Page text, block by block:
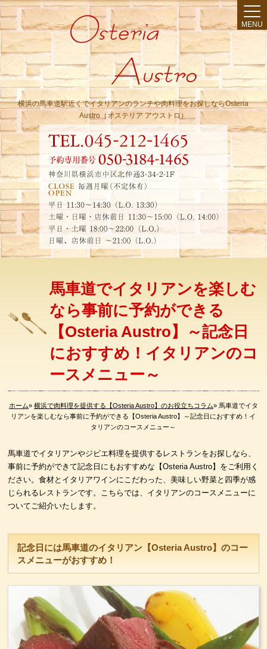
横浜の馬車道駅近くでイタリアンのランチや肉料理をお探しならOsteria
Austro（オステリア アウストロ）
MENU
馬車道でイタリアンを楽しむ
なら事前に予約ができる
【Osteria Austro】～記念日
におすすめ！イタリアンのコ
ースメニュー～
ホーム» 横浜で肉料理を提供する【Osteria Austro】のお役立ちコラム» 馬車道でイタ
リアンを楽しむなら事前に予約ができる【Osteria Austro】～記念日におすすめ！イ
タリアンのコースメニュー～
馬車道でイタリアンやジビエ料理を提供するレストランをお探しなら、
事前に予約ができて記念日にもおすすめな【Osteria Austro】をご利用く
ださい。食材とイタリアワインにこだわった、美味しい野菜と四季が感
じられるレストランです。こちらでは、イタリアンのコースメニューに
ついてご紹介いたします。
記念日には馬車道のイタリアン【Osteria Austro】のコー
スメニューがおすすめ！